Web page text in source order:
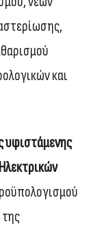
και
υφιστάμενης